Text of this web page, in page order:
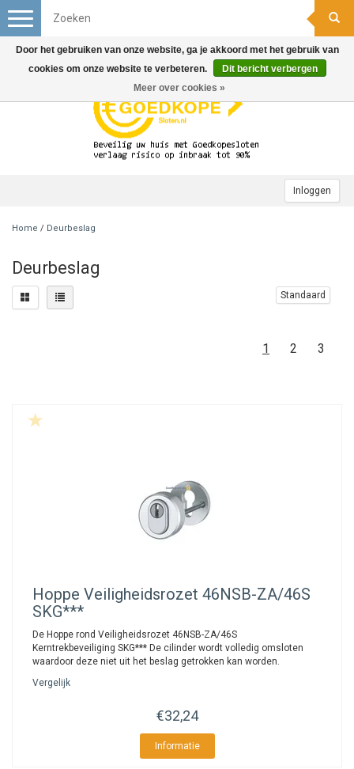
Inloggen
Toggle
navigation
Home / Deurbeslag
Deurbeslag
Standaard
1 2 3
Hoppe Veiligheidsrozet 46NSB-ZA/46S
SKG***
De Hoppe rond Veiligheidsrozet 46NSB-ZA/46S
Kerntrekbeveiliging SKG*** De cilinder wordt volledig omsloten
waardoor deze niet uit het beslag getrokken kan worden.
Vergelijk
€32,24
Informatie
Door het gebruiken van onze website, ga je akkoord met het gebruik van
cookies om onze website te verbeteren.
Dit bericht verbergen
Meer over cookies »